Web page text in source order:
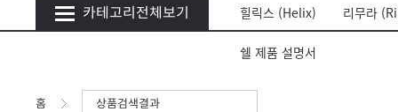
카테고리전체보기 힐릭스 (Helix) 리무라
쉘 제품 설명서
홈 상품검색결과